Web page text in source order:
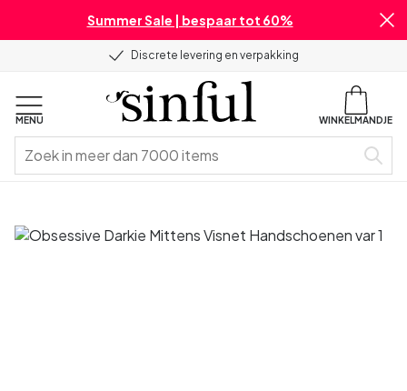
Summer Sale | bespaar tot 60%
Discrete levering en verpakking
MENU WINKELMANDJE